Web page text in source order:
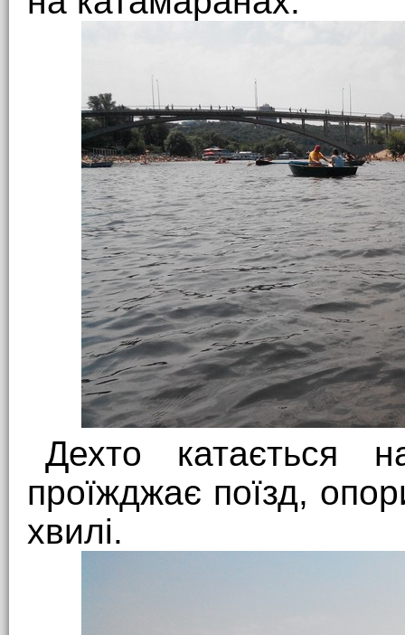
Дехто катається
проїжджає поїзд,
хвилі.